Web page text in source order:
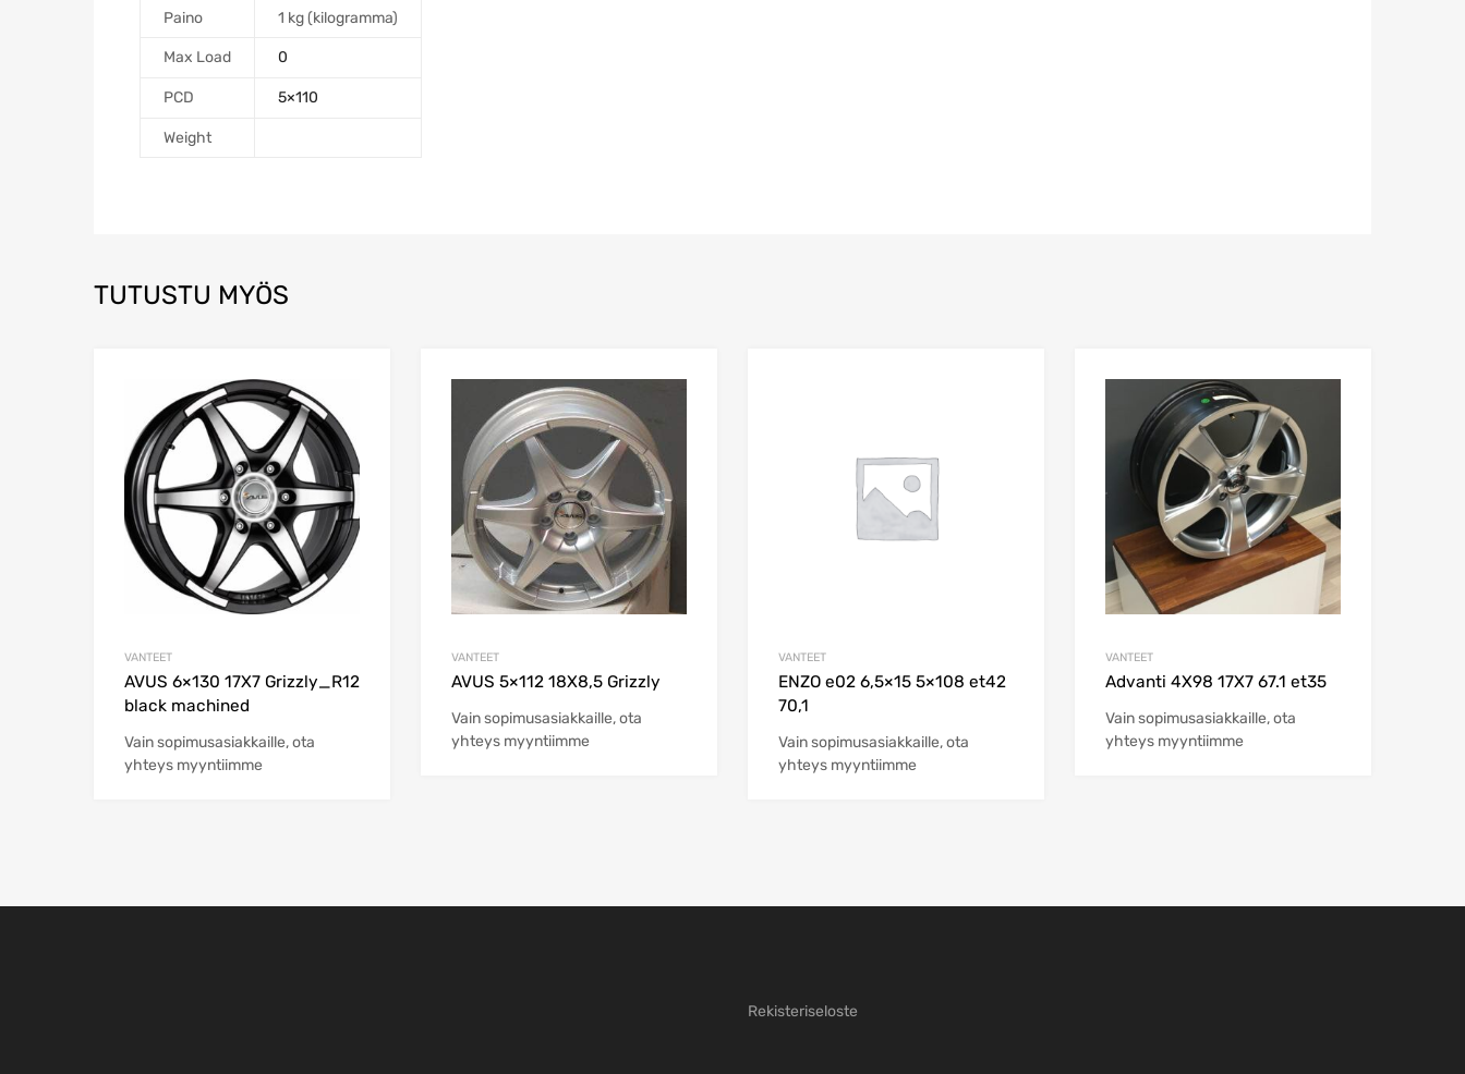
Paino 1 kg (kilogramma)
Max Load 0
PCD 5×110
Weight
TUTUSTU MYÖS
VANTEET
AVUS 6×130 17X7 Grizzly_R12
black machined
Vain sopimusasiakkaille, ota
yhteys myyntiimme
VANTEET
AVUS 5×112 18X8,5 Grizzly
Vain sopimusasiakkaille, ota
yhteys myyntiimme
VANTEET
ENZO e02 6,5×15 5×108 et42
70,1
Vain sopimusasiakkaille, ota
yhteys myyntiimme
VANTEET
Advanti 4X98 17X7 67.1 et35
Vain sopimusasiakkaille, ota
yhteys myyntiimme
Rekisteriseloste